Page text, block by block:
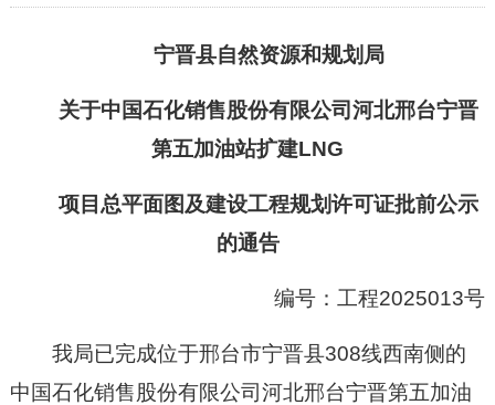
宁晋县自然资源和规划局
关于中国石化销售股份有限公司河北邢台宁晋
第五加油站扩建LNG
项目 总平面图及建设工程规划许可证批前公示
的通告
编号：工程2025013号
我局已完成位于邢台市宁晋县308线西南侧的
中国石化销售股份有限公司河北邢台宁晋第五加油